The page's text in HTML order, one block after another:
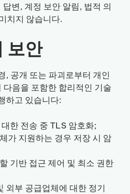
변, 계정 보안 알림, 법적 의
치지 않습니다.
보안
, 공개 또는 파괴로부터 개인
음을 포함한 합리적인 기술
하고 있습니다:
한 전송 중 TLS 암호화;
가 지원하는 경우 저장 시 암
기반 접근 제어 및 최소 권한
외부 공급업체에 대한 정기